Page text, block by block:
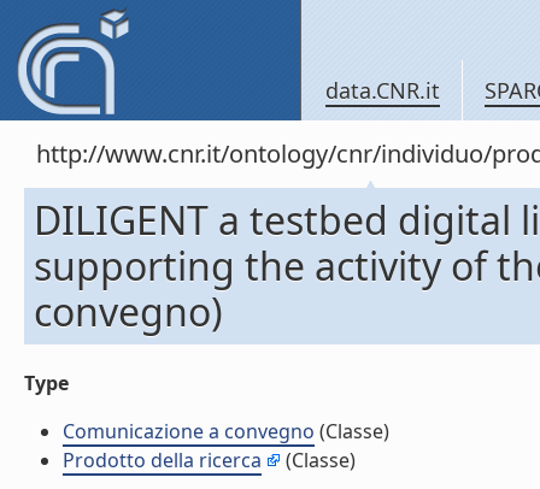
data.CNR.it
http://www.cnr.it/ontology/cnr/individuo/
DILIGENT a testbed
supporting the activity of
convegno)
Type
Comunicazione a convegno (Classe)
Prodotto della ricerca
(Classe)